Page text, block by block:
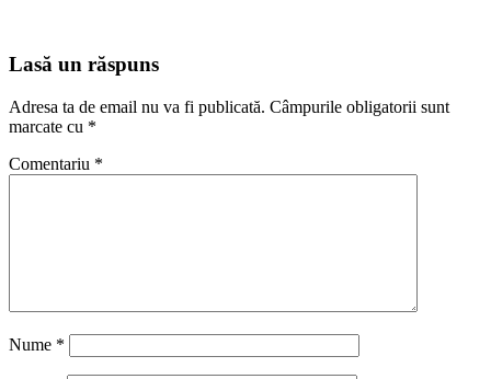
Lasă un răspuns
Adresa ta de email nu va fi publicată. Câmpurile obligatorii sunt
marcate cu *
Comentariu *
Nume *